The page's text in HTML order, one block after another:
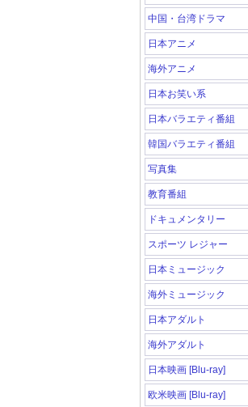
中国・台湾ドラマ
日本アニメ
海外アニメ
日本お笑い系
日本バラエティ番組
韓国バラエティ番組
写真集
教育番組
ドキュメンタリー
スポーツ レジャー
日本ミュージック
海外ミュージック
日本アダルト
海外アダルト
日本映画 [Blu-ray]
欧米映画 [Blu-ray]